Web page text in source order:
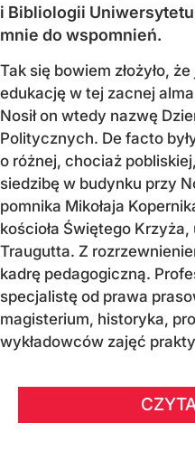
i Bibliologii Uniwersytetu
mnie do wspomnień.
Tak się bowiem złożyło,
edukację w tej zacnej
Nosił on wtedy nazwę
Politycznych. De facto
o różnej, chociaż
siedzibę w budynku przy
pomnika Mikołaja
kościoła Świętego
Traugutta. Z
kadrę pedagogiczną.
specjalistę od prawa
magisterium, historyka,
wykładowców zajęć